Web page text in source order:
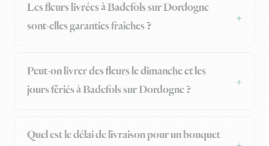
Les fleurs livrées à Badefols sur Dordogne
sont-elles garanties fraîches ?
Peut-on livrer des fleurs le dimanche et les
jours fériés à Badefols sur Dordogne ?
Quel est le délai de livraison pour un bouquet